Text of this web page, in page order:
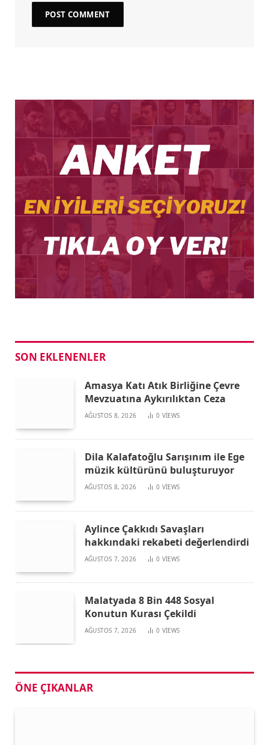
SON EKLENENLER
Amasya Katı Atık Birliğine Çevre
Mevzuatına Aykırılıktan Ceza
AĞUSTOS 8, 2026 0 VIEWS
Dila Kalafatoğlu Sarışınım ile Ege
müzik kültürünü buluşturuyor
AĞUSTOS 8, 2026 0 VIEWS
Aylince Çakkıdı Savaşları
hakkındaki rekabeti değerlendirdi
AĞUSTOS 7, 2026 0 VIEWS
Malatyada 8 Bin 448 Sosyal
Konutun Kurası Çekildi
AĞUSTOS 7, 2026 0 VIEWS
ÖNE ÇIKANLAR